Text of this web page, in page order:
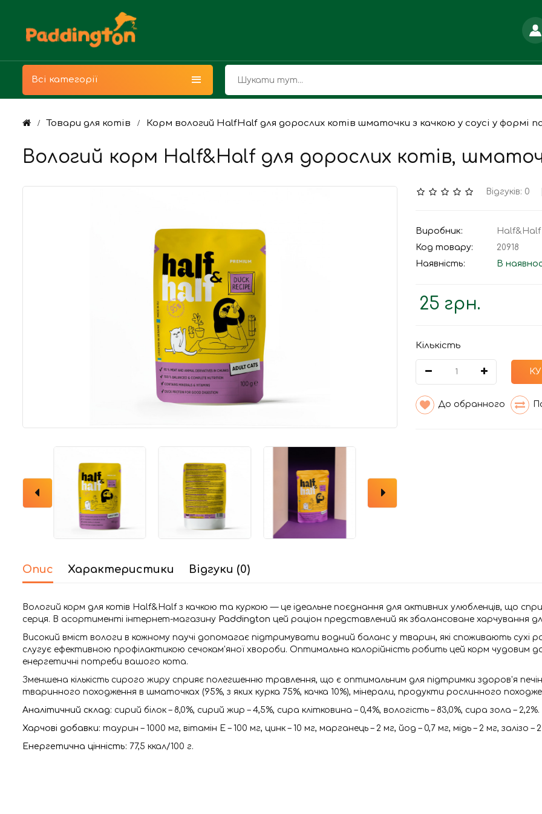
Всі категорії
Товари для котів Корм вологий HalfHalf для дорослих котів шматочки з качкою у соусі у формі
Вологий корм Half&Half для дорослих котів,
Відгуків: 0
Виробник:
Half&Half
Код товару:
20918
Наявність:
В
25 грн.
Кількість
До обранного
Опис Характеристики Відгуки (0)
Вологий корм для котів Half&Half з качкою та куркою — це ідеальне поєднання для активних улюбленців, що
серця. В асортименті інтернет-магазину Paddington цей раціон представлений як збалансоване харчування
Високий вміст вологи в кожному паучі допомагає підтримувати водний баланс у тварин, які споживають
слугує ефективною профілактикою сечокам'яної хвороби. Оптимальна калорійність робить цей корм
енергетичні потреби вашого кота.
Зменшена кількість сирого жиру сприяє полегшенню травлення, що є оптимальним для підтримки здоров'я
тваринного походження в шматочках (95%, з яких курка 75%, качка 10%), мінерали, продукти рослинного
Аналітичний склад: сирий білок – 8,0%, сирий жир – 4,5%, сира клітковина – 0,4%, вологість – 83,0%, сира зола – 2,2%.
Харчові добавки: таурин – 1000 мг, вітамін E – 100 мг, цинк – 10 мг, марганець – 2 мг, йод – 0,7 мг, мідь – 2 мг, залізо
Енергетична цінність: 77,5 ккал/100 г.